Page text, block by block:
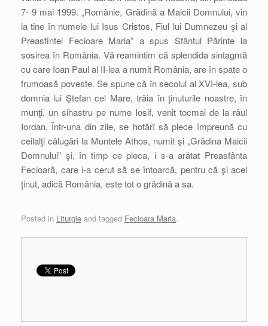
7- 9 mai 1999. „Românie, Grădină a Maicii Domnului, vin
la tine în numele lui Isus Cristos, Fiul lui Dumnezeu şi al
Preasfintei Fecioare Maria” a spus Sfântul Părinte la
sosirea în România. Vă reamintim că splendida sintagmă
cu care Ioan Paul al II-lea a numit România, are în spate o
frumoasă poveste. Se spune că în secolul al XVI-lea, sub
domnia lui Ştefan cel Mare, trăia în ţinuturile noastre, în
munţi, un sihastru pe nume Iosif, venit tocmai de la râul
Iordan. Într-una din zile, se hotărî să plece împreună cu
ceilalţi călugări la Muntele Athos, numit şi „Grădina Maicii
Domnului” şi, în timp ce pleca, i s-a arătat Preasfânta
Fecioară, care i-a cerut să se întoarcă, pentru că şi acel
ţinut, adică România, este tot o grădină a sa.
Posted in Liturgie and tagged Fecioara Maria.